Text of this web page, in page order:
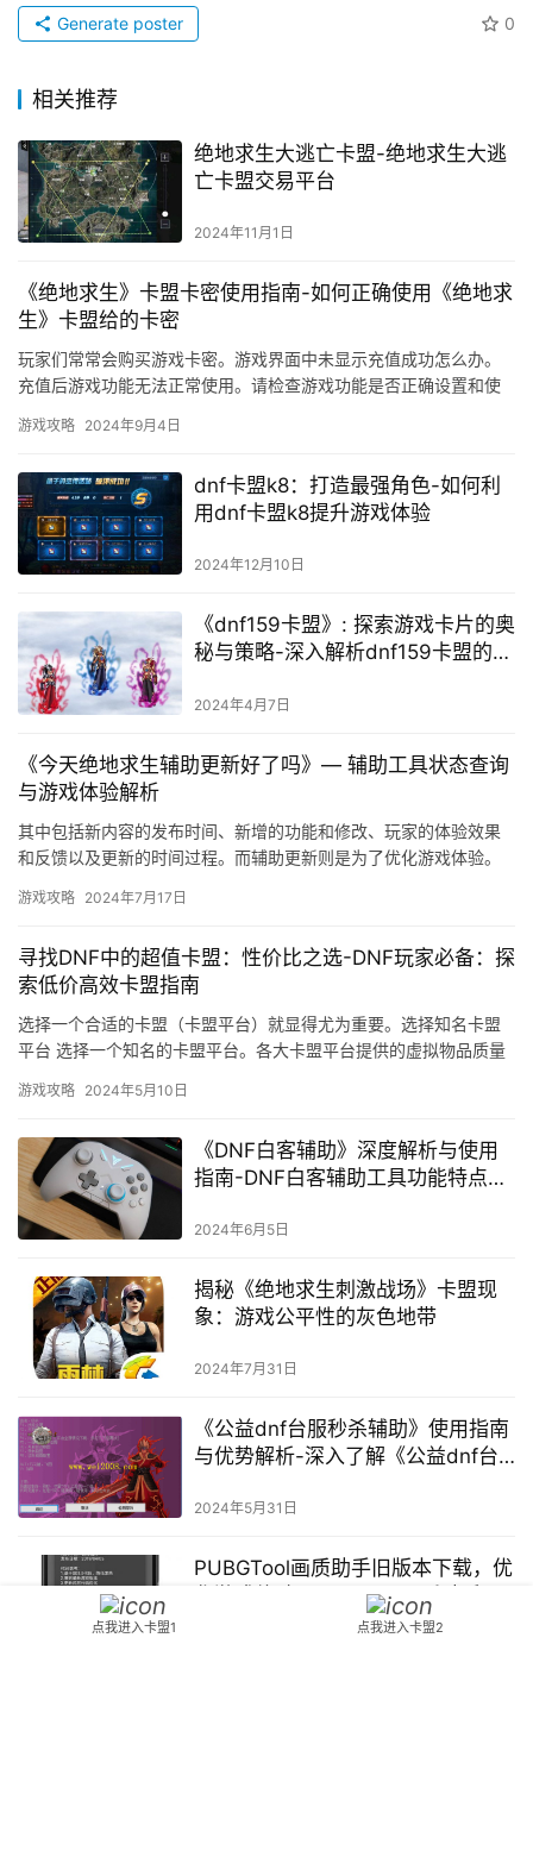
0
Generate poster
相关推荐
绝地求生大逃亡卡盟-绝地求生大逃
亡卡盟交易平台
2024年11月1日
《绝地求生》卡盟卡密使用指南-如何正确使用《绝地求
生》卡盟给的卡密
玩家们常常会购买游戏卡密。游戏界面中未显示充值成功怎么办。
充值后游戏功能无法正常使用。请检查游戏功能是否正确设置和使
游戏攻略 2024年9月4日
dnf卡盟k8：打造最强角色-如何利
用dnf卡盟k8提升游戏体验
2024年12月10日
《dnf159卡盟》: 探索游戏卡片的奥
秘与策略-深入解析dnf159卡盟的卡
2024年4月7日
《今天绝地求生辅助更新好了吗》— 辅助工具状态查询
与游戏体验解析
其中包括新内容的发布时间、新增的功能和修改、玩家的体验效果
和反馈以及更新的时间过程。而辅助更新则是为了优化游戏体验。
游戏攻略 2024年7月17日
寻找DNF中的超值卡盟：性价比之选-DNF玩家必备：探
索低价高效卡盟指南
选择一个合适的卡盟（卡盟平台）就显得尤为重要。选择知名卡盟
平台 选择一个知名的卡盟平台。各大卡盟平台提供的虚拟物品质量
游戏攻略 2024年5月10日
《DNF白客辅助》深度解析与使用
指南-DNF白客辅助工具功能特点与
2024年6月5日
揭秘《绝地求生刺激战场》卡盟现
象：游戏公平性的灰色地带
2024年7月31日
《公益dnf台服秒杀辅助》使用指南
与优势解析-深入了解《公益dnf台
方法
2024年5月31日
PUBGTool画质助手旧版本下载，优
化游戏体验-PUBGTool画质助手旧
版本如何提升游戏画面质量
点我进入卡盟1 点我进入卡盟2